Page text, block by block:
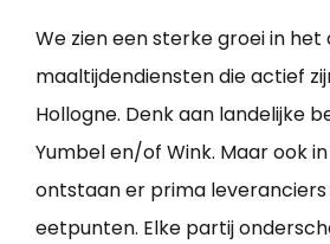
We zien een sterke groei in het
maaltijdendiensten die actief
Hollogne. Denk aan landelijke
Yumbel en/of Wink. Maar ook
ontstaan er prima
eetpunten. Elke partij